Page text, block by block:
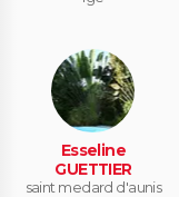
Esseline
GUETTIER
saint medard d'aunis